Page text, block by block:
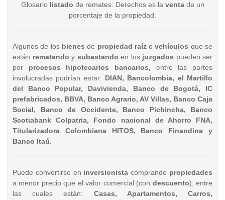
Glosario listado de remates: Derechos es la ventade un
porcentaje de la propiedad.
Algunos de los bienesde propiedad raízo vehículos que se
están rematando y subastando en los juzgados pueden ser
por procesos hipotecarios bancarios, entre las partes
involucradas podrían estar: DIAN, Bancolombia, el Martillo
del Banco Popular, Davivienda, Banco de Bogotá, IC
prefabricados, BBVA, Banco Agrario, AV Villas, Banco Caja
Social, Banco de Occidente, Banco Pichincha, Banco
Scotiabank Colpatria, Fondo nacional de Ahorro FNA,
Titularizadora Colombiana HITOS, Banco Finandina y
Banco Itaú.
Puede convertirse en inversionista comprando propiedades
a menor precio que el valor comercial (con descuento), entre
las cuales están: Casas, Apartamentos, Carros,